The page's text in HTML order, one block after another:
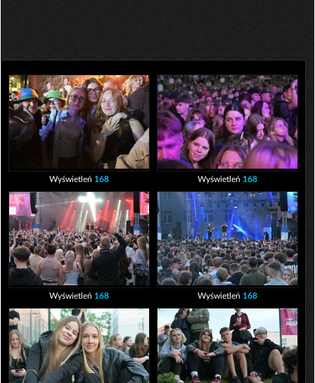
Wyświetleń 168 Wyświetleń 168
Wyświetleń 168 Wyświetleń 168